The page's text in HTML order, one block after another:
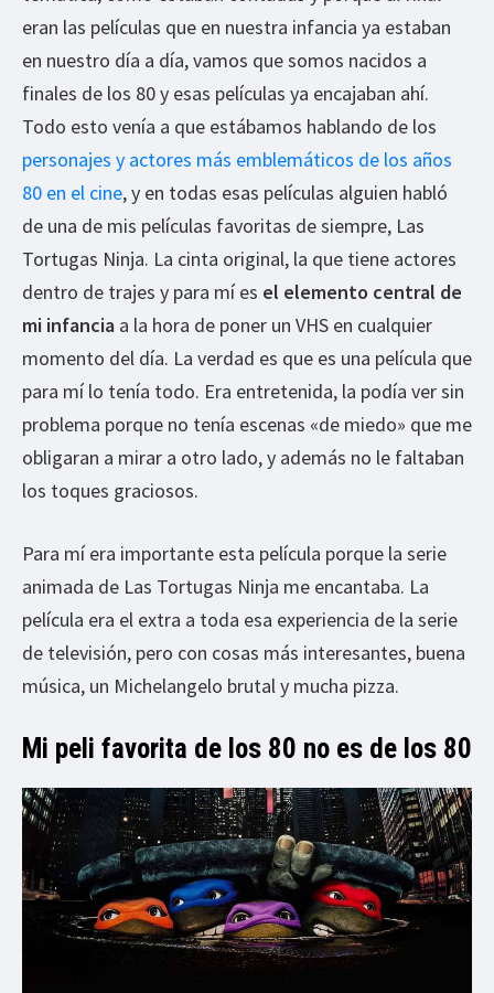
eran las películas que en nuestra infancia ya estaban
en nuestro día a día, vamos que somos nacidos a
finales de los 80 y esas películas ya encajaban ahí.
Todo esto venía a que estábamos hablando de los
personajes y actores más emblemáticos de los años
80 en el cine, y en todas esas películas alguien habló
de una de mis películas favoritas de siempre, Las
Tortugas Ninja. La cinta original, la que tiene actores
dentro de trajes y para mí es el elemento central de
mi infancia a la hora de poner un VHS en cualquier
momento del día. La verdad es que es una película que
para mí lo tenía todo. Era entretenida, la podía ver sin
problema porque no tenía escenas «de miedo» que me
obligaran a mirar a otro lado, y además no le faltaban
los toques graciosos.
Para mí era importante esta película porque la serie
animada de Las Tortugas Ninja me encantaba. La
película era el extra a toda esa experiencia de la serie
de televisión, pero con cosas más interesantes, buena
música, un Michelangelo brutal y mucha pizza.
Mi peli favorita de los 80 no es de los 80